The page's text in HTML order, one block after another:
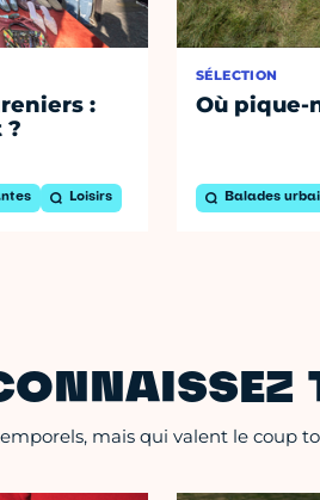
:
?
Loisirs
SÉLECTION
Où pique-
Balades
mais qui valent le coup